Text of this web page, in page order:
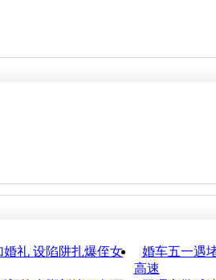
婚礼 设陷阱扎爆侄女
婚车五一遇
高速